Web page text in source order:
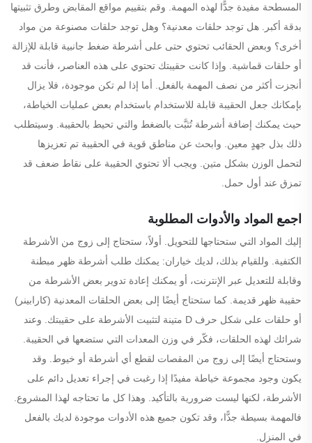
المسطحة مفيدة جدًّا لهذه المهمة. وقم بتقييم مواقع المقابض وطرق تثبيتها
بدقة أكبر. هل توجد حلقات معدنية؟ وهل توجد حلقات مصنوعة من مواد
أخرى؟ وبعض الحقائب تحتوي حتى على أشرطة ضغط جانبية قابلة للإزالة
أو حلقات قماشية. وإذا كانت حقيبتك تحتوي على هذه العناصر، فأنت قد
أنجزت أكثر من نصف المهمة بالفعل. أما إذا لم تكن موجودة، فلا يزال
بإمكانك جعل الحقيبة قابلة للاستخدام باستخدام بعض عمليات الخياطة،
حيث يمكنك إضافة أشرطة تُثبَّت بالضغط والتي تحيط بالحقيبة. وسيتطلب
ذلك بذل جهدٍ معين. وابحث عن مناطق قوية في الحقيبة تم تعزيزها
لتحمل الوزن بشكل متين. ويجب ألا تحتوي الحقيبة على نقاط ضعف قد
تمزق عند أول حمل.
اجمع المواد والأدوات المطلوبة
إليك المواد التي ستحتاجها للتحويل. أولاً، ستحتاج إلى زوج من الأشرطة
الكتفية. وللقيام بذلك، لديك خياران: يمكنك طلب أشرطة ظهر مبطنة
وقابلة للتعديل عبر الإنترنت، أو يمكنك إعادة تدوير بعض الأشرطة من
حقيبة ظهر قديمة. كما ستحتاج أيضًا إلى بعض الحلقات المعدنية (كارابينر)
أو حلقات على شكل حرف D متينة لتثبيت الأشرطة على حقيبتك. وعند
شرائك لهذه الحلقات، فكّر في وزن المعدات التي ستضعها في الحقيبة.
وستحتاج أيضًا إلى زوج من المقصات لقطع أي أشرطة أو خيوط. وقد
يكون وجود مجموعة خياطة مفيدًا إذا رغبت في إجراء تعديل دائم على
الأشرطة، لكنها ليست ضرورية بالتأكيد. وهذا كل ما تحتاجه لهذا المشروع.
فالمهمة بسيطة جدًّا، وقد تكون جميع هذه الأدوات موجودة لديك بالفعل
في المنزل.